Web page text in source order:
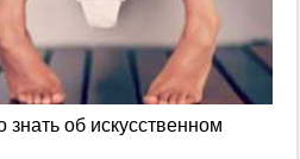
знать об искусственном